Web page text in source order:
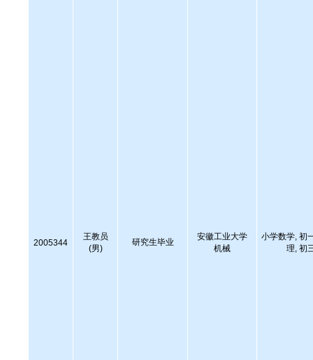
2005344
王教员
(男)
研究生毕业
安徽工业大学
机械
小学数学, 初
理, 初